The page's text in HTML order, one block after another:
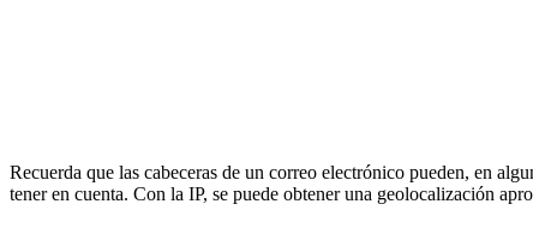
Recuerda que las cabeceras de un correo electrónico pueden, en
tener en cuenta. Con la IP, se puede obtener una geolocalización